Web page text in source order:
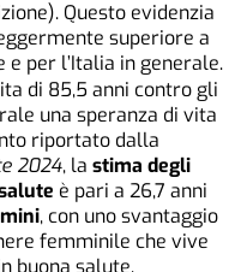
Questo evidenzia
superiore a
per l’Italia in generale.
di 85,5 anni contro gli
una speranza di vita
riportato dalla
2024, lastima degli
è pari a 26,7 anni
, con uno svantaggio
femminile che vive